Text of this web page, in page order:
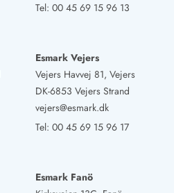
Tel: 00 45 69 15 96 13
Esmark Vejers
Vejers Havvej 81, Vejers
DK-6853 Vejers Strand
vejers@esmark.dk
Tel: 00 45 69 15 96 17
Esmark Fanö